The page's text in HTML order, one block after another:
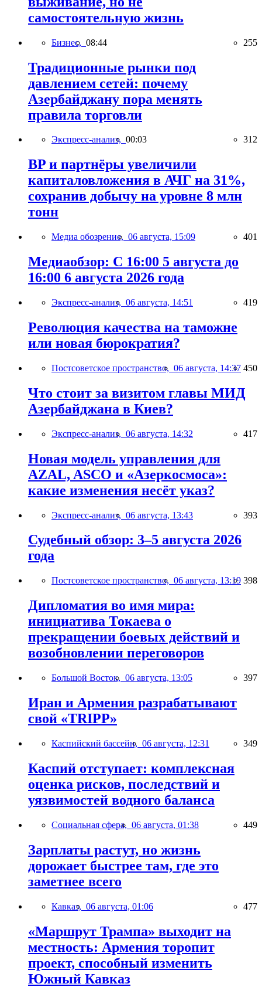
самостоятельную жизнь
Бизнес, 08:44 255
Традиционные рынки под
давлением сетей: почему
Азербайджану пора менять
правила торговли
Экспресс-анализ, 00:03 312
BP и партнёры увеличили
капиталовложения в АЧГ на 31%,
сохранив добычу на уровне 8 млн
тонн
Медиа обозрение, 06 августа, 15:09 401
Медиаобзор: С 16:00 5 августа до
16:00 6 августа 2026 года
Экспресс-анализ, 06 августа, 14:51 419
Революция качества на таможне
или новая бюрократия?
Постсоветское пространство, 06 августа, 14:37 450
Что стоит за визитом главы МИД
Азербайджана в Киев?
Экспресс-анализ, 06 августа, 14:32 417
Новая модель управления для
AZAL, ASCO и «Азеркосмоса»:
какие изменения несёт указ?
Экспресс-анализ, 06 августа, 13:43 393
Судебный обзор: 3–5 августа 2026
года
Постсоветское пространство, 06 августа, 13:19 398
Дипломатия во имя мира:
инициатива Токаева о
прекращении боевых действий и
возобновлении переговоров
Большой Восток, 06 августа, 13:05 397
Иран и Армения разрабатывают
свой «TRIPP»
Каспийский бассейн, 06 августа, 12:31 349
Каспий отступает: комплексная
оценка рисков, последствий и
уязвимостей водного баланса
Социальная сфера, 06 августа, 01:38 449
Зарплаты растут, но жизнь
дорожает быстрее там, где это
заметнее всего
Кавказ, 06 августа, 01:06 477
«Маршрут Трампа» выходит на
местность: Армения торопит
проект, способный изменить
Южный Кавказ